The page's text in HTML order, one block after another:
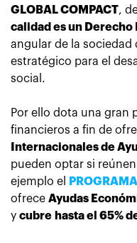
GLOBAL COMPACT,
calidad es un Derecho
angular de la
estratégico para el
social.
Por ello dota una gran
financieros a fin de
Internacionales de
pueden optar si
ejemplo el
ofrece Ayudas
y cubre hasta el 65%